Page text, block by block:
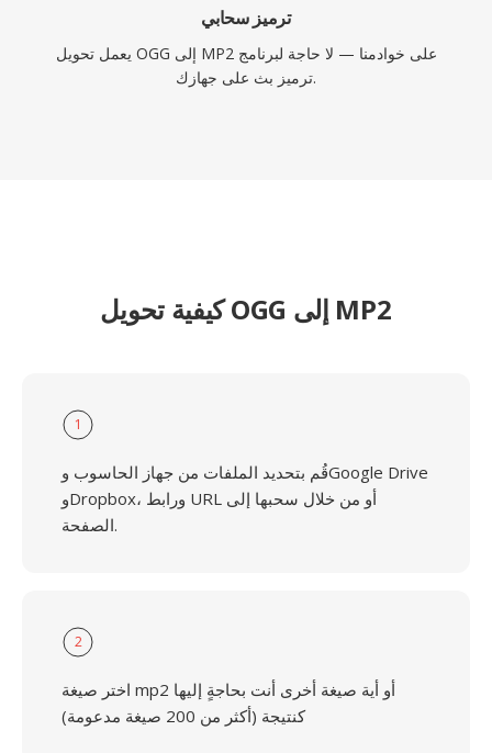
ترميز سحابي
يعمل تحويل OGG إلى MP2 على خوادمنا — لا حاجة لبرنامج
ترميز بث على جهازك.
كيفية تحويل OGG إلى MP2
1
قُم بتحديد الملفات من جهاز الحاسوب وGoogle Drive
وDropbox، ورابط URL أو من خلال سحبها إلى
الصفحة.
2
اختر صيغة mp2 أو أية صيغة أخرى أنت بحاجةٍ إليها
كنتيجة (أكثر من 200 صيغة مدعومة)